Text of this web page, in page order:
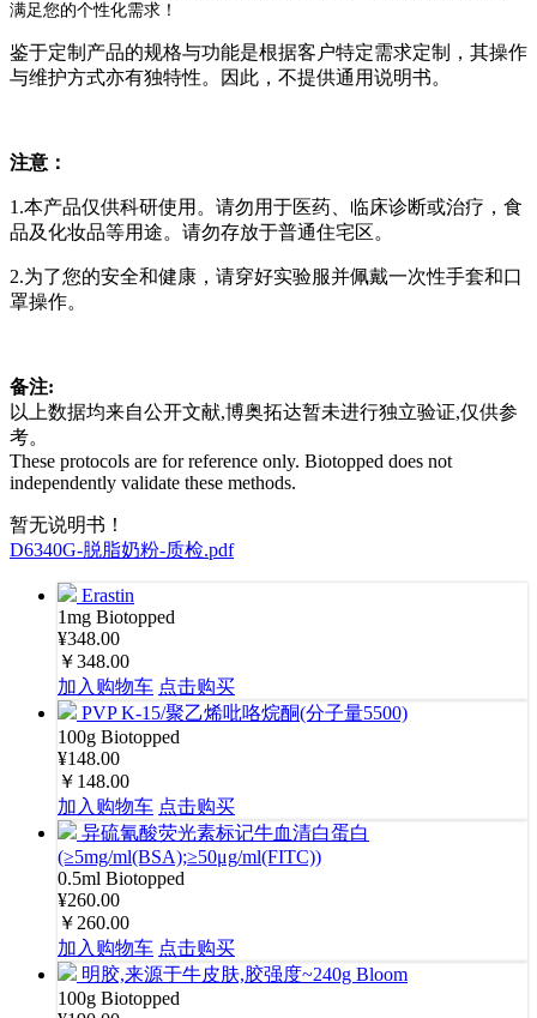
满足您的个性化需求！
鉴于定制产品的规格与功能是根据客户特定需求定制，其操作
与维护方式亦有独特性。因此，不提供通用说明书。
注意：
1.本产品仅供科研使用。请勿用于医药、临床诊断或治疗，食
品及化妆品等用途。请勿存放于普通住宅区。
2.为了您的安全和健康，请穿好实验服并佩戴一次性手套和口
罩操作。
备注:
以上数据均来自公开文献,博奥拓达暂未进行独立验证,仅供参
考。
These protocols are for reference only. Biotopped does not
independently validate these methods.
暂无说明书！
D6340G-脱脂奶粉-质检.pdf
Erastin
1mg Biotopped
¥348.00
￥348.00
加入购物车 点击购买
PVP K-15/聚乙烯吡咯烷酮(分子量5500)
100g Biotopped
¥148.00
￥148.00
加入购物车 点击购买
异硫氰酸荧光素标记牛血清白蛋白
(≥5mg/ml(BSA);≥50μg/ml(FITC))
0.5ml Biotopped
¥260.00
￥260.00
加入购物车 点击购买
明胶,来源于牛皮肤,胶强度~240g Bloom
100g Biotopped